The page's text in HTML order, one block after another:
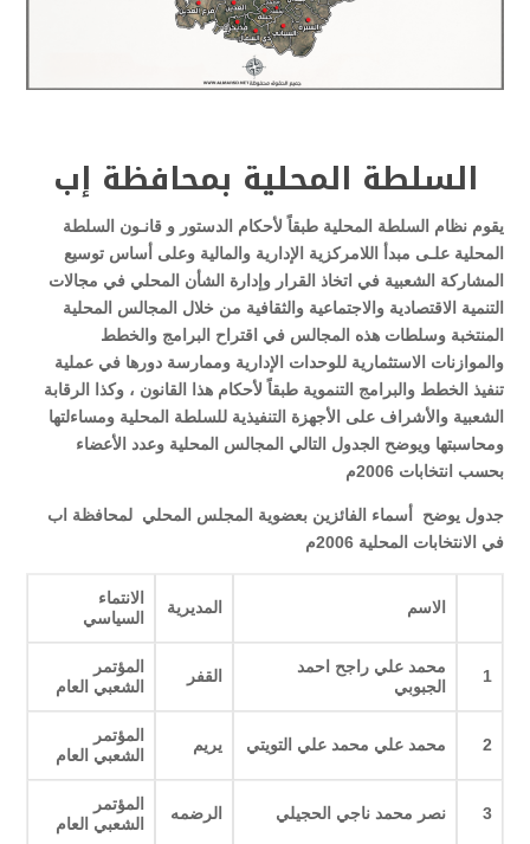
السلطة المحلية بمحافظة إب
يقوم نظام السلطة المحلية طبقاً لأحكام الدستور و قانـون السلطة
المحلية علـى مبدأ اللامركزية الإدارية والمالية وعلى أساس توسيع
المشاركة الشعبية في اتخاذ القرار وإدارة الشأن المحلي في مجالات
التنمية الاقتصادية والاجتماعية والثقافية من خلال المجالس المحلية
المنتخبة وسلطات هذه المجالس في اقتراح البرامج والخطط
والموازنات الاستثمارية للوحدات الإدارية وممارسة دورها في عملية
تنفيذ الخطط والبرامج التنموية طبقاً لأحكام هذا القانون ، وكذا الرقابة
الشعبية والأشراف على الأجهزة التنفيذية للسلطة المحلية ومساءلتها
ومحاسبتها ويوضح الجدول التالي المجالس المحلية وعدد الأعضاء
بحسب انتخابات 2006م
جدول يوضح أسماء الفائزين بعضوية المجلس المحلي لمحافظة اب
في الانتخابات المحلية 2006م
الاسم المديرية
الانتماء
السياسي
1
محمد علي راجح احمد
الجبوبي
القفر
المؤتمر
الشعبي العام
2 محمد علي محمد علي التويتي يريم
المؤتمر
الشعبي العام
3 نصر محمد ناجي الحجيلي الرضمه
المؤتمر
الشعبي العام